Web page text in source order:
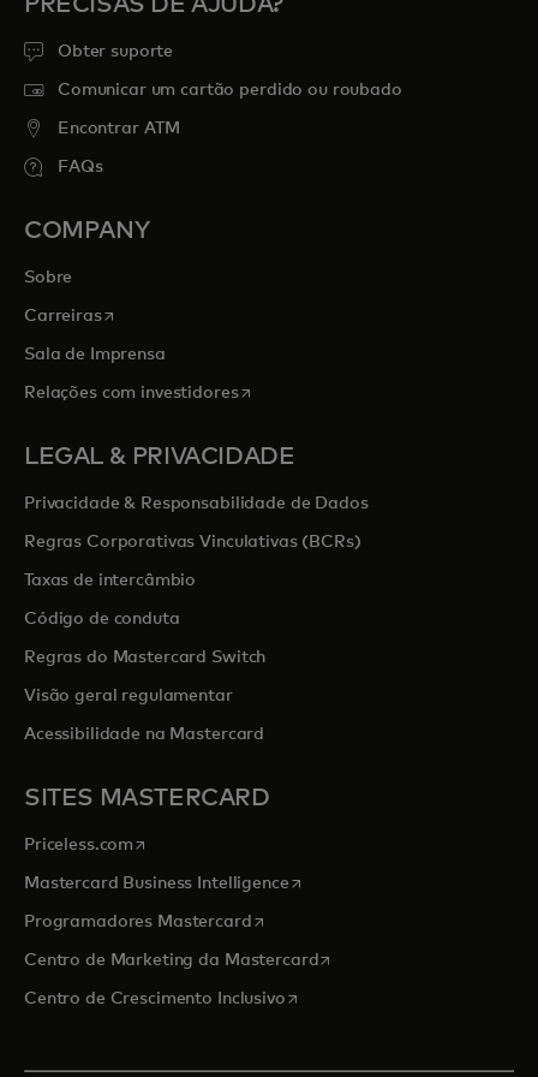
Obter suporte
Comunicar um cartão perdido ou roubado
Encontrar ATM
FAQs
COMPANY
Sobre
Carreirasopens in a new tab
Sala de Imprensa
Relações com investidoresopens in a new tab
LEGAL & PRIVACIDADE
Privacidade & Responsabilidade de Dados
Regras Corporativas Vinculativas (BCRs)
Taxas de intercâmbio
Código de conduta
Regras do Mastercard Switch
Visão geral regulamentar
Acessibilidade na Mastercard
SITES MASTERCARD
Priceless.com opens in a new tab
Mastercard Business Intelligenceopens in a new tab
Programadores Mastercardopens in a new tab
Centro de Marketing da Mastercardopens in a new tab
Centro de Crescimento Inclusivoopens in a new tab